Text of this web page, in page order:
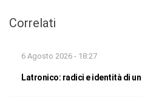
Correlati
6 Agosto 2026 - 18:27
Latronico: radici e identità di